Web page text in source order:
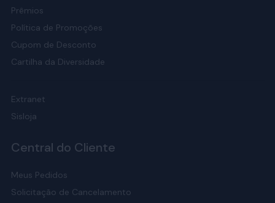
Prêmios
Política de Promoções
Cupom de Desconto
Cartilha da Diversidade
Extranet
Sisloja
Central do Cliente
Meus Pedidos
Solicitação de Cancelamento